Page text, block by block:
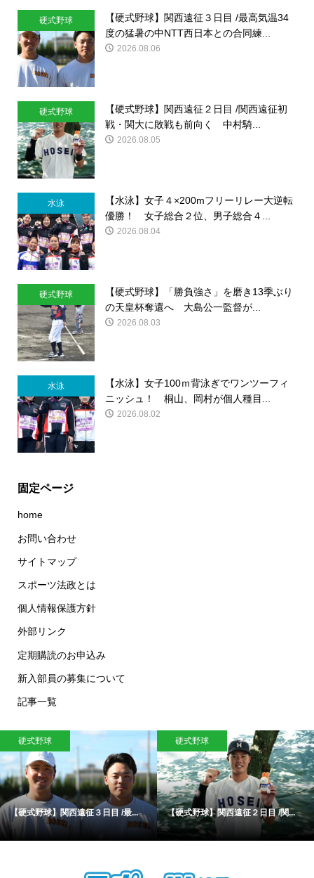
硬式野球
【硬式野球】関西遠征３日目 /最高気温34
度の猛暑の中NTT西日本との合同練...
2026.08.06
硬式野球
【硬式野球】関西遠征２日目 /関西遠征初
戦・関大に敗戦も前向く 中村騎...
2026.08.05
水泳
【水泳】女子４×200mフリーリレー大逆転
優勝！ 女子総合２位、男子総合４...
2026.08.04
硬式野球
【硬式野球】「勝負強さ」を磨き13季ぶり
の天皇杯奪還へ 大島公一監督が...
2026.08.03
水泳
【水泳】女子100ｍ背泳ぎでワンツーフィ
ニッシュ！ 桐山、岡村が個人種目...
2026.08.02
固定ページ
home
お問い合わせ
サイトマップ
スポーツ法政とは
個人情報保護方針
外部リンク
定期購読のお申込み
新入部員の募集について
記事一覧
硬式野球
【硬式野球】関西遠征３日目 /最...
硬式野球
【硬式野球】関西遠征２日目 /関...